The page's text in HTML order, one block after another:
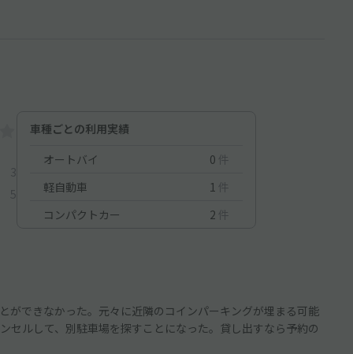
3
5
車種ごとの利用実績
オートバイ
0 件
軽自動車
1 件
コンパクトカー
2 件
ができなかった。元々に近隣のコインパーキングが埋まる可能
セルして、別駐車場を探すことになった。貸し出すなら予約の